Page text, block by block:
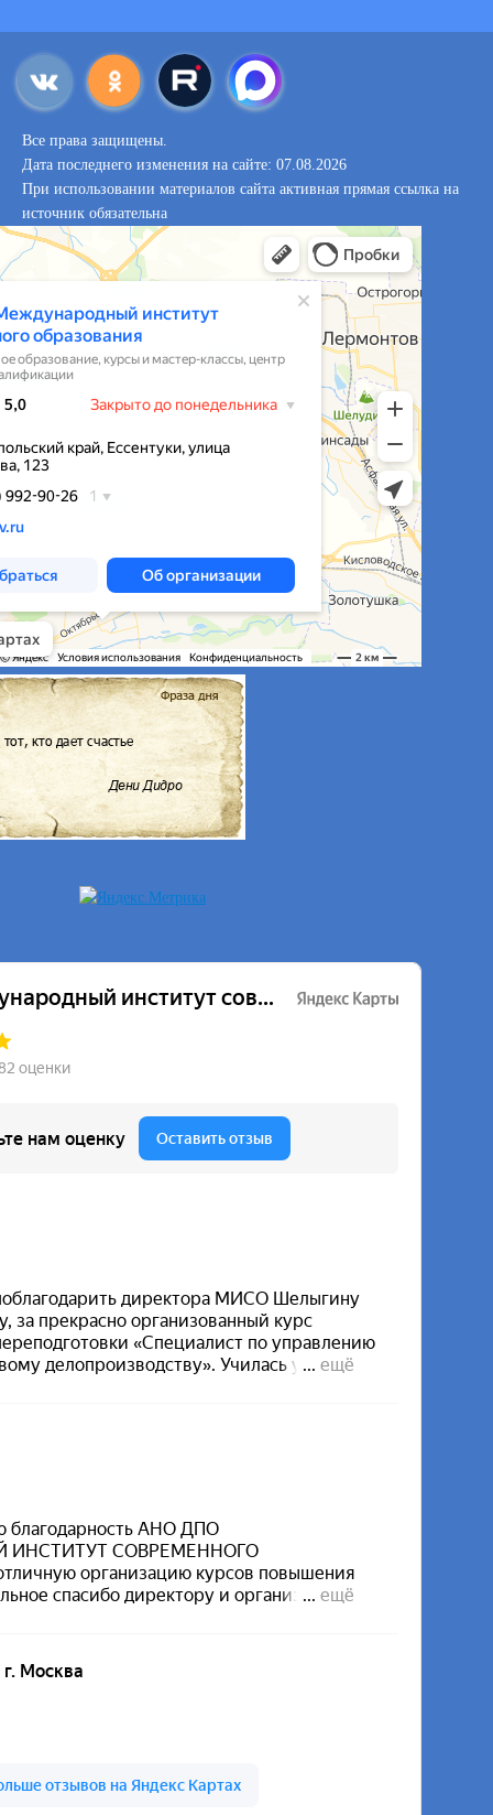
Все права защищены.
Дата последнего изменения на сайте: 07.08.2026
При использовании материалов сайта активная прямая ссылка на
источник обязательна